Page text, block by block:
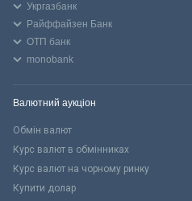
Укргазбанк
Райффайзен Банк
ОТП банк
monobank
Валютний аукціон
Обмін валют
Курс валют в обмінниках
Курс валют на чорному ринку
Купити долар